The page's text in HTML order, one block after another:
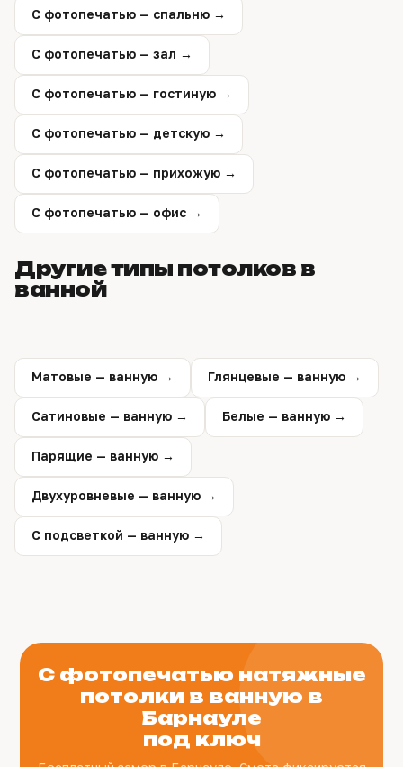
С фотопечатью — спальню →
С фотопечатью — зал →
С фотопечатью — гостиную →
С фотопечатью — детскую →
С фотопечатью — прихожую →
С фотопечатью — офис →
Другие типы потолков в
ванной
Матовые — ванную → Глянцевые — ванную →
Сатиновые — ванную → Белые — ванную →
Парящие — ванную →
Двухуровневые — ванную →
С подсветкой — ванную →
С фотопечатью натяжные
потолки в ванную в
Барнауле
под ключ